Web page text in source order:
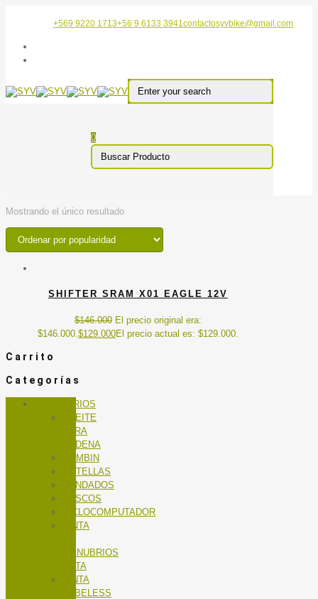
+569 9220 1713+56 9 6133 3941contactosyvbike@gmail.com
0
Mostrando el único resultado
SHIFTER SRAM X01 EAGLE 12V
$146.000 El precio original era:
$146.000. $129.000El precio actual es: $129.000.
Carrito
Categorías
ACCESORIOS
ACEITE
PARA
CADENA
BOMBIN
BOTELLAS
CANDADOS
CASCOS
CICLOCOMPUTADOR
CINTA
MANUBRIOS
RUTA
CINTA
TUBELESS